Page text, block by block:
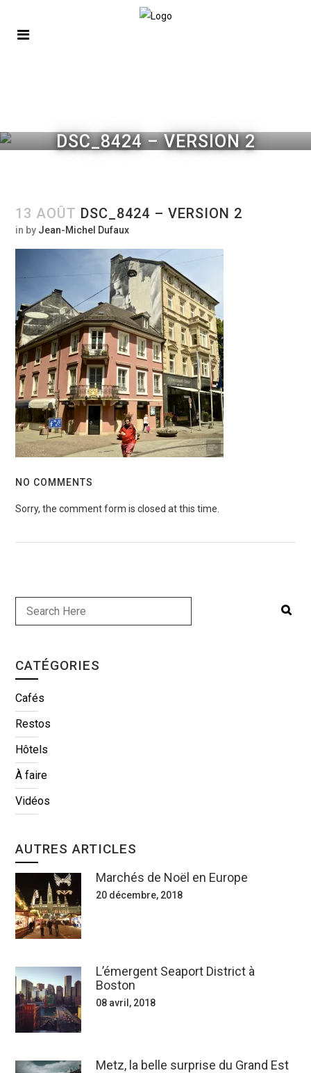
DSC_8424 – VERSION 2
13 AOÛT DSC_8424 – VERSION 2
in by Jean-Michel Dufaux
NO COMMENTS
Sorry, the comment form is closed at this time.
CATÉGORIES
Cafés
Restos
Hôtels
À faire
Vidéos
AUTRES ARTICLES
Marchés de Noël en Europe
20 décembre, 2018
L’émergent Seaport District à
Boston
08 avril, 2018
Metz, la belle surprise du Grand Est